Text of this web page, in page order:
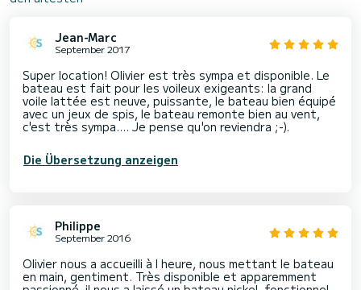
Jean-Marc
September 2017
Super location! Olivier est très sympa et disponible. Le
bateau est fait pour les voileux exigeants: la grand
voile lattée est neuve, puissante, le bateau bien équipé
avec un jeux de spis, le bateau remonte bien au vent,
Die Übersetzung anzeigen
Philippe
September 2016
Olivier nous a accueilli à l heure, nous mettant le bateau
en main, gentiment. Très disponible et apparemment